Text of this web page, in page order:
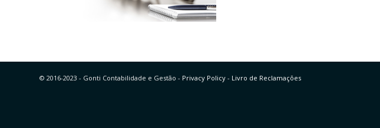
© 2016-2023 - Gonti Contabilidade e Gestão - Privacy Policy - Livro de Reclamações